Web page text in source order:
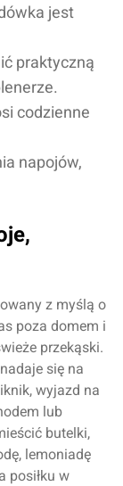
jest
praktyczną
codzienne
napojów,
z myślą o
poza domem i
przekąski.
się na
wyjazd na
lub
butelki,
lemoniadę
posiłku w